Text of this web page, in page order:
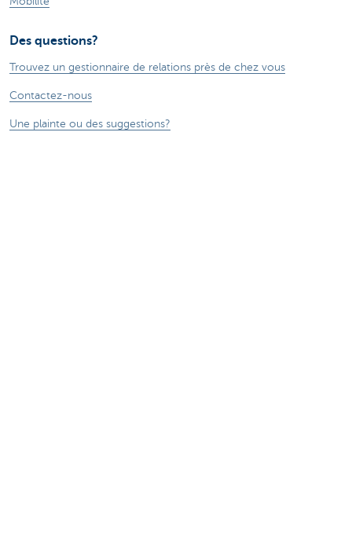
Des questions?
Trouvez un gestionnaire de relations près de chez vous
Contactez-nous
Une plainte ou des suggestions?